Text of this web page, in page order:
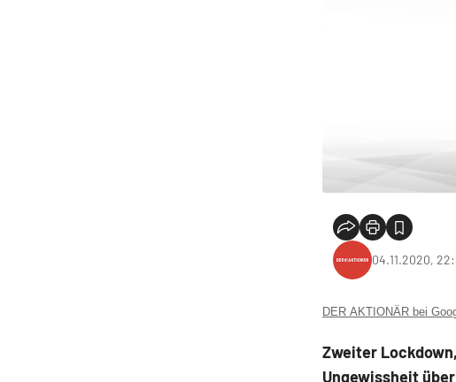
04.11.2020,
DER AKTIONÄR bei
Zweiter
Ungewissheit